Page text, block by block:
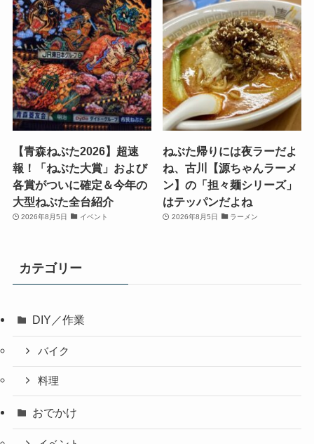
【青森ねぶた2026】超速
報！「ねぶた大賞」および
各賞がついに確定＆今年の
大型ねぶた全台紹介
2026年8月5日 イベント
ねぶた帰りには夜ラーだよ
ね、古川【源ちゃんラーメ
ン】の「担々麺シリーズ」
はテッパンだよね
2026年8月5日 ラーメン
カテゴリー
DIY／作業
バイク
料理
おでかけ